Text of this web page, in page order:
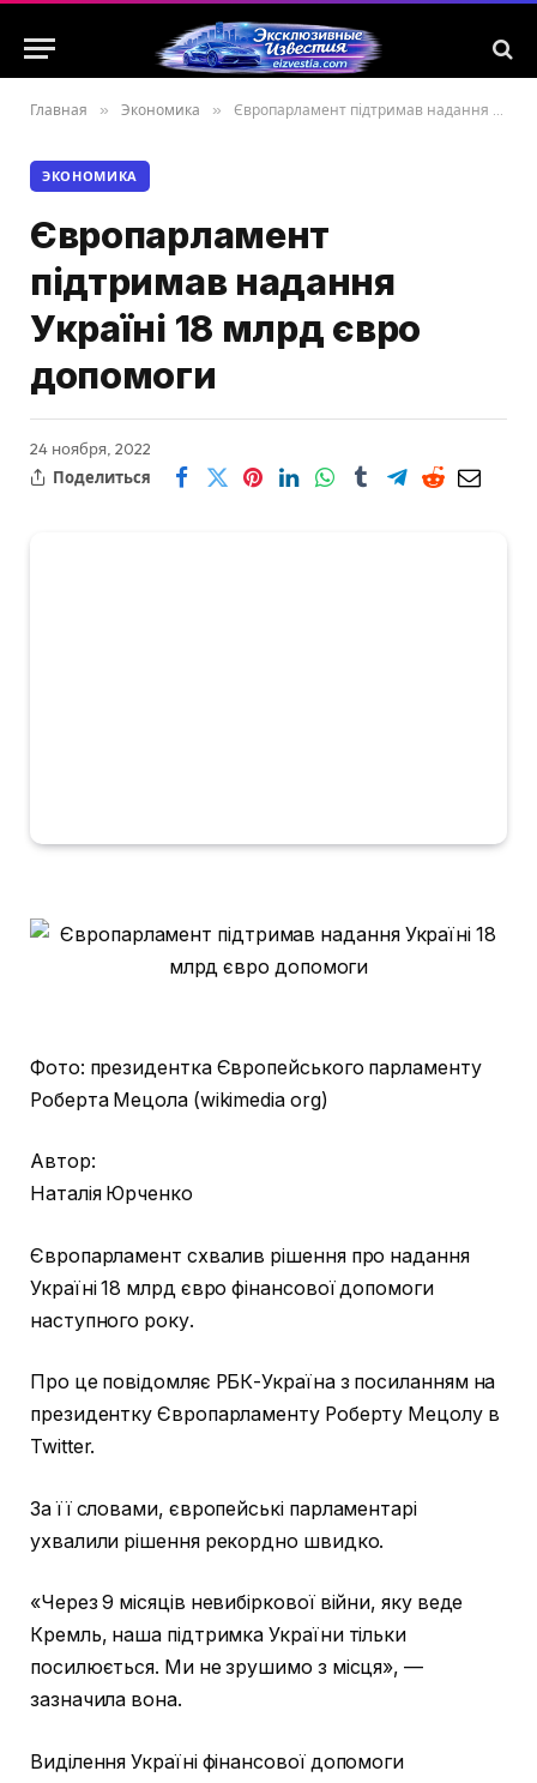
Главная » Экономика » Європарламент підтримав надання Україні 18 млрд євро допомоги
ЭКОНОМИКА
Європарламент
підтримав надання
Україні 18 млрд євро
допомоги
24 ноября, 2022
Поделиться
Фото: президентка Європейського парламенту
Роберта Мецола (wikimedia org)
Автор:
Наталія Юрченко
Європарламент схвалив рішення про надання
Україні 18 млрд євро фінансової допомоги
наступного року.
Про це повідомляє РБК-Україна з посиланням на
президентку Європарламенту Роберту Мецолу в
Twitter.
За її словами, європейські парламентарі
ухвалили рішення рекордно швидко.
«Через 9 місяців невибіркової війни, яку веде
Кремль, наша підтримка України тільки
посилюється. Ми не зрушимо з місця», —
зазначила вона.
Виділення Україні фінансової допомоги